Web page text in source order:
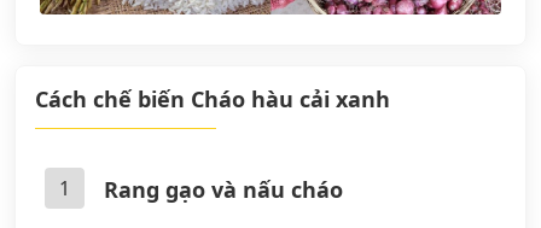
Cách chế biến Cháo hàu cải xanh
1
Rang gạo và nấu cháo